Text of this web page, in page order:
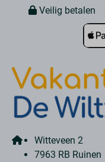
Veilig betalen
Witteveen 2
7963 RB Ruinen